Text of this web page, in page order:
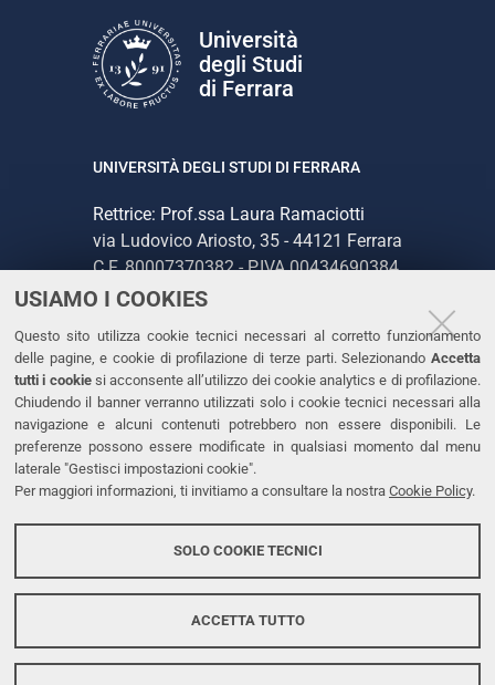
USIAMO I COOKIES
Questo sito utilizza cookie tecnici necessari al corretto funzionamento
delle pagine, e cookie di profilazione di terze parti. Selezionando Accetta
tutti i cookiesi acconsente all’utilizzo dei cookie analytics e di profilazione.
Chiudendo il banner verranno utilizzati solo i cookie tecnici necessari alla
navigazione e alcuni contenuti potrebbero non essere disponibili. Le
preferenze possono essere modificate in qualsiasi momento dal menu
laterale "Gestisci impostazioni cookie".
Per maggiori informazioni, ti invitiamo a consultare la nostra Cookie Policy.
SOLO COOKIE TECNICI
ACCETTA TUTTO
Università
degli Studi
di Ferrara
UNIVERSITÀ DEGLI STUDI DI FERRARA
Rettrice: Prof.ssa Laura Ramaciotti
via Ludovico Ariosto, 35 - 44121 Ferrara
C.F. 80007370382 - P.IVA 00434690384
CONTATTI
Tel. +39 0532 293111
Fax. +39 0532 293031
PEC
LINKS
Accessibilità
Protezione dati personali